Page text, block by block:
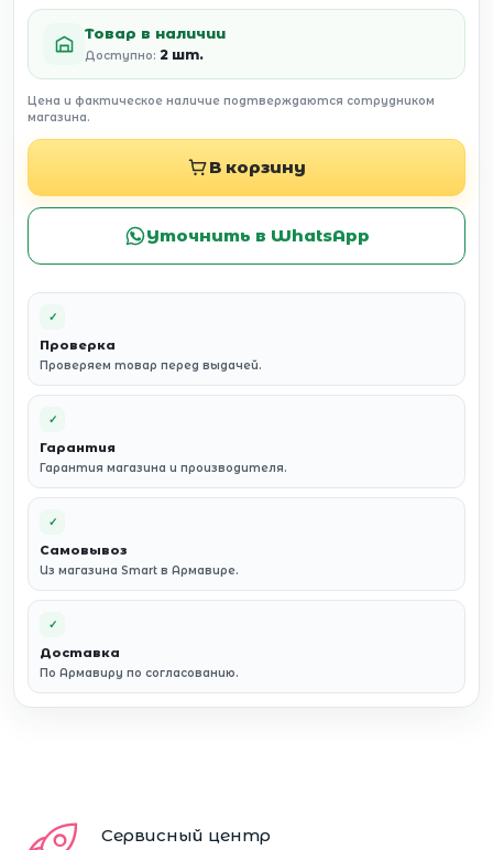
Товар в наличии
Доступно: 2 шт.
Цена и фактическое наличие подтверждаются сотрудником
магазина.
В корзину
Уточнить в WhatsApp
✓
Проверка
Проверяем товар перед выдачей.
✓
Гарантия
Гарантия магазина и производителя.
✓
Самовывоз
Из магазина Smart в Армавире.
✓
Доставка
По Армавиру по согласованию.
Сервисный центр